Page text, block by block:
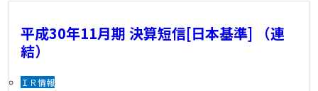
平成30年11月期 決算短信[日本基準] （連
結）
ＩＲ情報